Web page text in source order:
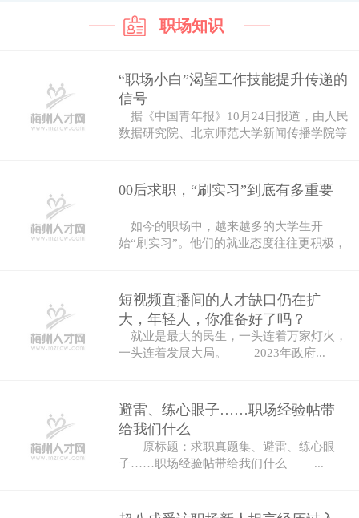
职场知识
“职场小白”渴望工作技能提升传递的
信号
据《中国青年报》10月24日报道，由人民
数据研究院、北京师范大学新闻传播学院等
00后求职，“刷实习”到底有多重要
如今的职场中，越来越多的大学生开
始“刷实习”。他们的就业态度往往更积极，
短视频直播间的人才缺口仍在扩
大，年轻人，你准备好了吗？
就业是最大的民生，一头连着万家灯火，
一头连着发展大局。 2023年政府...
避雷、练心眼子……职场经验帖带
给我们什么
原标题：求职真题集、避雷、练心眼
子……职场经验帖带给我们什么 ...